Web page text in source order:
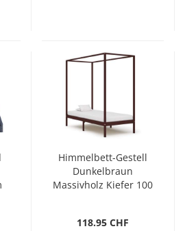
Himmelbett-Gestell
Dunkelbraun
Massivholz Kiefer 100
118.95 CHF